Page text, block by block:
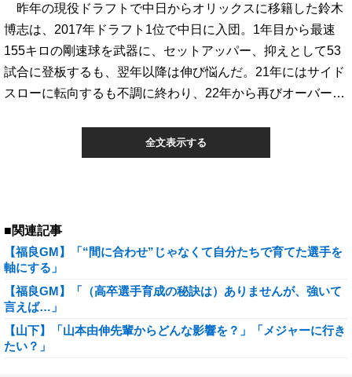
昨年の現役ドラフトで中日からオリックスに移籍した鈴木
博志は、2017年ドラフト1位で中日に入団。1年目から最速
155キロの剛速球を武器に、セットアッパー、抑えとして53
試合に登板するも、翌年以降は伸び悩んだ。21年にはサイド
スローに転向するも不調に終わり、22年から再びオーバー…
全文表示する
■関連記事
【福良GM】「“間に合わせ”じゃなくて自分たちで育てた選手を
軸にする」
【福良GM】「（高卒選手育成の秘訣は）ありませんが、強いて
言えば…」
【山下】「山本由伸先輩からどんな影響を？」「メジャーに行き
たい？」